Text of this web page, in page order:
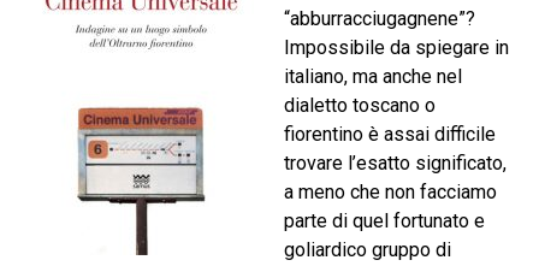
“abburracciugagnene”?
Impossibile da spiegare in
italiano, ma anche nel
dialetto toscano o
fiorentino è assai difficile
trovare l’esatto significato,
a meno che non facciamo
parte di quel fortunato e
goliardico gruppo di